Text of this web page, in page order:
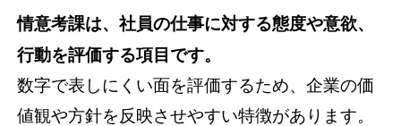
情意考課は、社員の仕事に対する態度や意欲、
行動を評価する項目です。
数字で表しにくい面を評価するため、企業の価
値観や方針を反映させやすい特徴があります。